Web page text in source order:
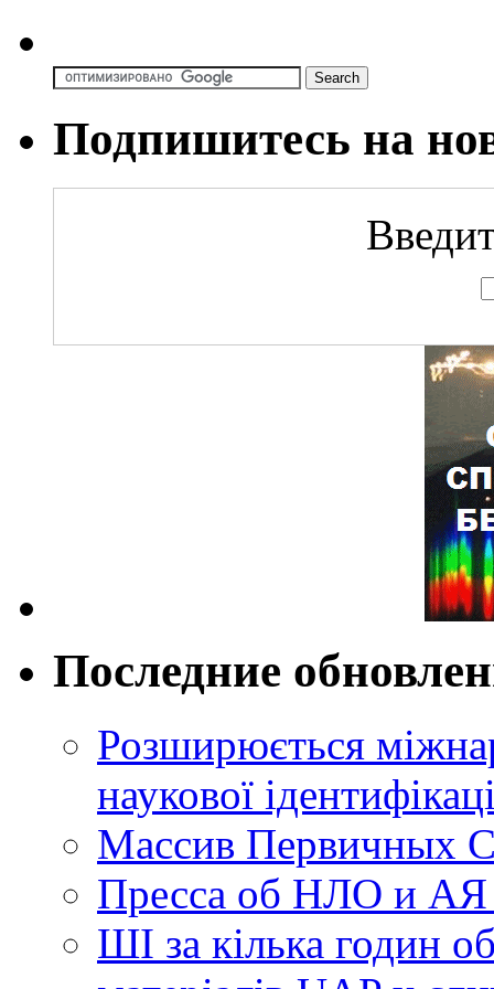
Подпишитесь на
Последние
Розширюється
наукової
Массив Первичных
Пресса об НЛО и
ШІ за кілька годин